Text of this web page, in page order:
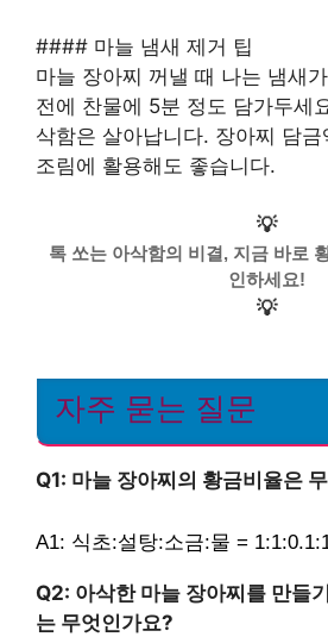
#### 마늘 냄새 제거 팁
마늘 장아찌 꺼낼 때 나는 냄새
전에 찬물에 5분 정도 담가두세
삭함은 살아납니다. 장아찌 담
조림에 활용해도 좋습니다.
💡
톡 쏘는 아삭함의 비결, 지금 바로
인하세요!
💡
자주 묻는 질문
Q1: 마늘 장아찌의 황금비율은
A1: 식초:설탕:소금:물 =
Q2: 아삭한 마늘 장아찌를 만들
는 무엇인가요?